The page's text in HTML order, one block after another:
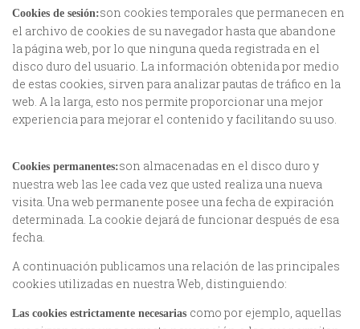
Cookies de sesión:son cookies temporales que permanecen en
el archivo de cookies de su navegador hasta que abandone
la página web, por lo que ninguna queda registrada en el
disco duro del usuario. La información obtenida por medio
de estas cookies, sirven para analizar pautas de tráfico en la
web. A la larga, esto nos permite proporcionar una mejor
experiencia para mejorar el contenido y facilitando su uso.
Cookies permanentes:son almacenadas en el disco duro y
nuestra web las lee cada vez que usted realiza una nueva
visita. Una web permanente posee una fecha de expiración
determinada. La cookie dejará de funcionar después de esa
fecha.
A continuación publicamos una relación de las principales
cookies utilizadas en nuestra Web, distinguiendo:
Las cookies estrictamente necesarias como por ejemplo, aquellas